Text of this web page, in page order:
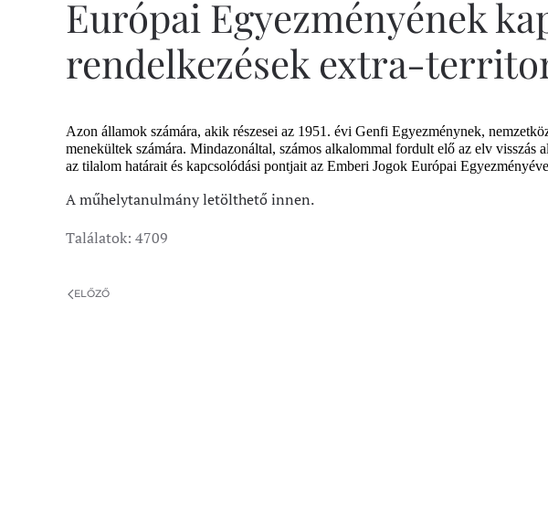
Európai Egyezményének
rendelkezések extra-
Azon államok számára, akik részesei az 1951. évi Genfi Egyezménynek,
menekültek számára. Mindazonáltal, számos alkalommal fordult elő az elv
az tilalom határait és kapcsolódási pontjait az Emberi Jogok Európai
A műhelytanulmány letölthető innen.
Találatok: 4709
ELŐZŐ